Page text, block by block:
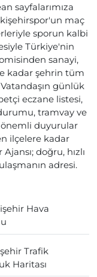
sayfalarımıza
maç
sporun kalbi
Türkiye'nin
sanayi,
kadar şehrin tüm
günlük
eczane listesi,
tramvay ve
duyurular
ilçelere kadar
doğru, hızlı
adresi.
Hava
Trafik
Haritası